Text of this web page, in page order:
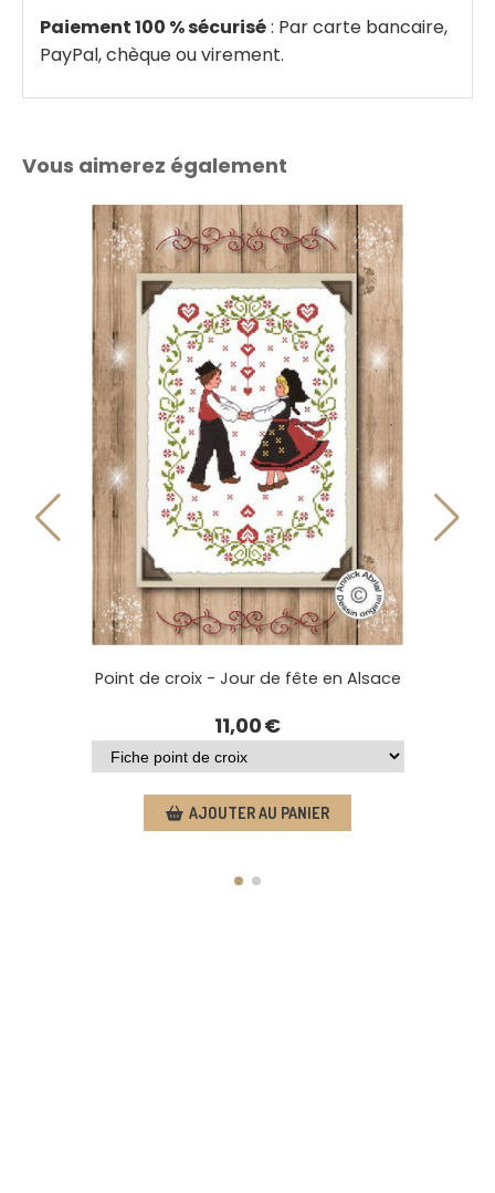
Paiement 100 % sécurisé: Par carte bancaire,
PayPal, chèque ou virement.
Vous aimerez également
Point de croix - Jour de fête en Alsace
11,00€
AJOUTER AU PANIER